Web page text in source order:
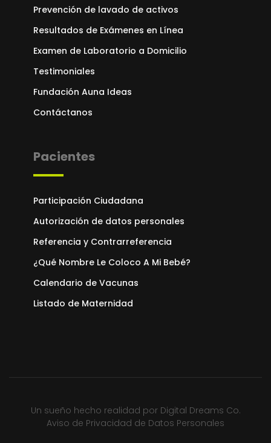
Prevención de lavado de activos
Resultados de Exámenes en Línea
Examen de Laboratorio a Domicilio
Testimoniales
Fundación Auna Ideas
Contáctanos
Pacientes
Participación Ciudadana
Autorización de datos personales
Referencia y Contrarreferencia
¿Qué Nombre Le Coloco A Mi Bebé?
Calendario de Vacunas
Listado de Maternidad
Un sueño hecho realidad por Digital Dreams Co.
Aviso de Privacidad de Datos Personales